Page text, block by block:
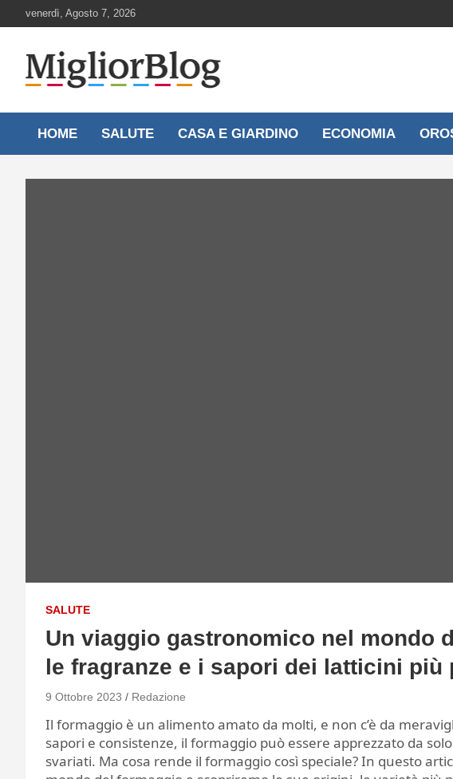
to
venerdì, Agosto 7, 2026
MigliorBlog.it
HOME SALUTE CASA E GIARDINO ECONOMIA
SALUTE
Un viaggio gastronomico nel mondo
le fragranze e i sapori dei latticini più
9 Ottobre 2023 Redazione
Il formaggio è un alimento amato da molti, e non c’è da
sapori e consistenze, il formaggio può essere apprezzato da
svariati. Ma cosa rende il formaggio così speciale? In questo